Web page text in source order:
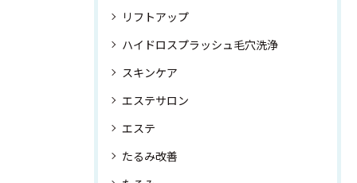
リフトアップ
ハイドロスプラッシュ毛穴洗浄
スキンケア
エステサロン
エステ
たるみ改善